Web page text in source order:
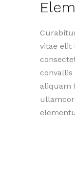
vitae elit
aliquam